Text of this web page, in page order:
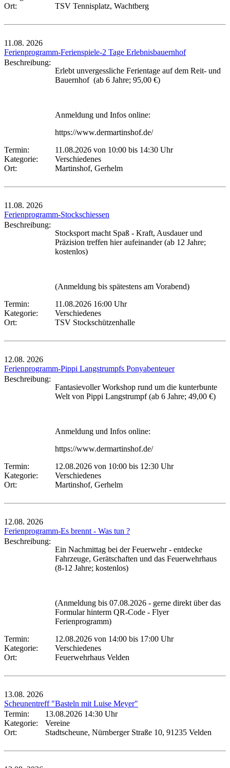
Ort:
TSV Tennisplatz, Wachtberg
11.08. 2026
Ferienprogramm-Ferienspiele-2 Tage Erlebnisbauernhof
Beschreibung:
Erlebt unvergessliche Ferientage auf dem Reit- und
Bauernhof (ab 6 Jahre; 95,00 €)
Anmeldung und Infos online:
https://www.dermartinshof.de/
Termin:
11.08.2026 von 10:00 bis 14:30 Uhr
Kategorie:
Verschiedenes
Ort:
Martinshof, Gerhelm
11.08. 2026
Ferienprogramm-Stockschiessen
Beschreibung:
Stocksport macht Spaß - Kraft, Ausdauer und
Präzision treffen hier aufeinander (ab 12 Jahre;
kostenlos)
(Anmeldung bis spätestens am Vorabend)
Termin:
11.08.2026 16:00 Uhr
Kategorie:
Verschiedenes
Ort:
TSV Stockschützenhalle
12.08. 2026
Ferienprogramm-Pippi Langstrumpfs Ponyabenteuer
Beschreibung:
Fantasievoller Workshop rund um die kunterbunte
Welt von Pippi Langstrumpf (ab 6 Jahre; 49,00 €)
Anmeldung und Infos online:
https://www.dermartinshof.de/
Termin:
12.08.2026 von 10:00 bis 12:30 Uhr
Kategorie:
Verschiedenes
Ort:
Martinshof, Gerhelm
12.08. 2026
Ferienprogramm-Es brennt - Was tun ?
Beschreibung:
Ein Nachmittag bei der Feuerwehr - entdecke
Fahrzeuge, Gerätschaften und das Feuerwehrhaus
(8-12 Jahre; kostenlos)
(Anmeldung bis 07.08.2026 - gerne direkt über das
Formular hinterm QR-Code - Flyer
Ferienprogramm)
Termin:
12.08.2026 von 14:00 bis 17:00 Uhr
Kategorie:
Verschiedenes
Ort:
Feuerwehrhaus Velden
13.08. 2026
Scheunentreff "Basteln mit Luise Meyer"
Termin:
13.08.2026 14:30 Uhr
Kategorie:
Vereine
Ort:
Stadtscheune, Nürnberger Straße 10, 91235 Velden